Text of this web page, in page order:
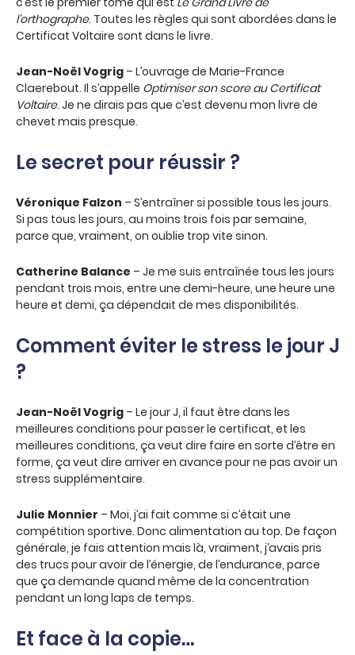
l’orthographe. Toutes les règles qui sont abordées dans le
Certificat Voltaire sont dans le livre.
Jean-Noël Vogrig – L’ouvrage de Marie-France
Claerebout. Il s’appelle Optimiser son score au Certificat
Voltaire. Je ne dirais pas que c’est devenu mon livre de
chevet mais presque.
Le secret pour réussir ?
Véronique Falzon – S’entraîner si possible tous les jours.
Si pas tous les jours, au moins trois fois par semaine,
parce que, vraiment, on oublie trop vite sinon.
Catherine Balance – Je me suis entraînée tous les jours
pendant trois mois, entre une demi-heure, une heure une
heure et demi, ça dépendait de mes disponibilités.
Comment éviter le stress le jour J
?
Jean-Noël Vogrig – Le jour J, il faut être dans les
meilleures conditions pour passer le certificat, et les
meilleures conditions, ça veut dire faire en sorte d’être en
forme, ça veut dire arriver en avance pour ne pas avoir un
stress supplémentaire.
Julie Monnier – Moi, j’ai fait comme si c’était une
compétition sportive. Donc alimentation au top. De façon
générale, je fais attention mais là, vraiment, j’avais pris
des trucs pour avoir de l’énergie, de l’endurance, parce
que ça demande quand même de la concentration
pendant un long laps de temps.
Et face à la copie…